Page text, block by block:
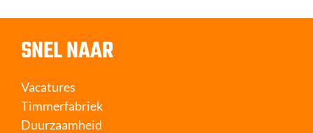
SNEL NAAR
Vacatures
Timmerfabriek
Duurzaamheid